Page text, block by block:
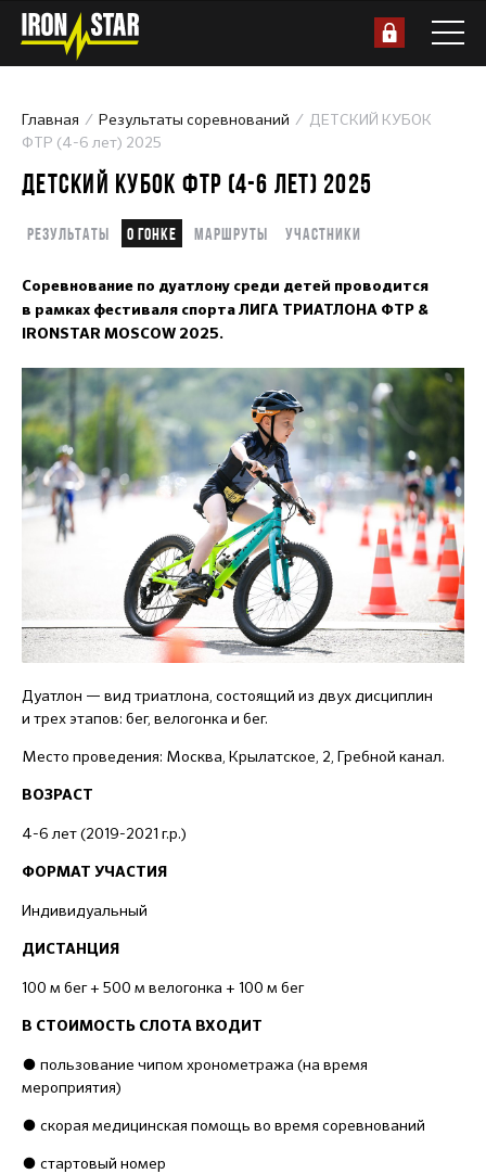
Главная Результаты соревнований
ДЕТСКИЙ КУБОК
ФТР (4-6 лет) 2025
ДЕТСКИЙ КУБОК ФТР (4-6 ЛЕТ) 2025
Результаты О гонке Маршруты Участники
Соревнование по дуатлону среди детей проводится
в рамках фестиваля спорта ЛИГА ТРИАТЛОНА ФТР &
IRONSTAR MOSCOW 2025.
Дуатлон — вид триатлона, состоящий из двух дисциплин
и трех этапов: бег, велогонка и бег.
Место проведения: Москва, Крылатское, 2, Гребной канал.
ВОЗРАСТ
4-6 лет (2019-2021 г.р.)
ФОРМАТ УЧАСТИЯ
Индивидуальный
ДИСТАНЦИЯ
100 м бег + 500 м велогонка + 100 м бег
В СТОИМОСТЬ СЛОТА ВХОДИТ
● пользование чипом хронометража (на время
мероприятия)
● скорая медицинская помощь во время соревнований
● стартовый номер